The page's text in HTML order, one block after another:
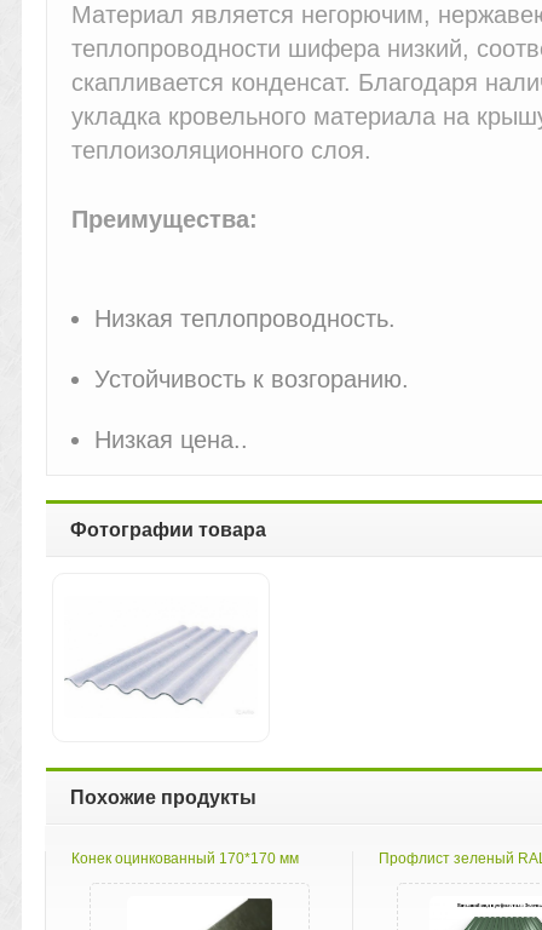
Материал является негорючим,
теплопроводности шифера низкий,
скапливается конденсат. Благодаря
укладка кровельного материала на
теплоизоляционного слоя.
Преимущества:
Низкая теплопроводность.
Устойчивость к возгоранию.
Низкая цена..
Фотографии товара
Похожие продукты
Конек оцинкованный 170*170 мм Профлист зеленый